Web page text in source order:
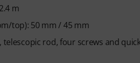
m
top): 50 mm / 45 mm
telescopic rod, four screws and